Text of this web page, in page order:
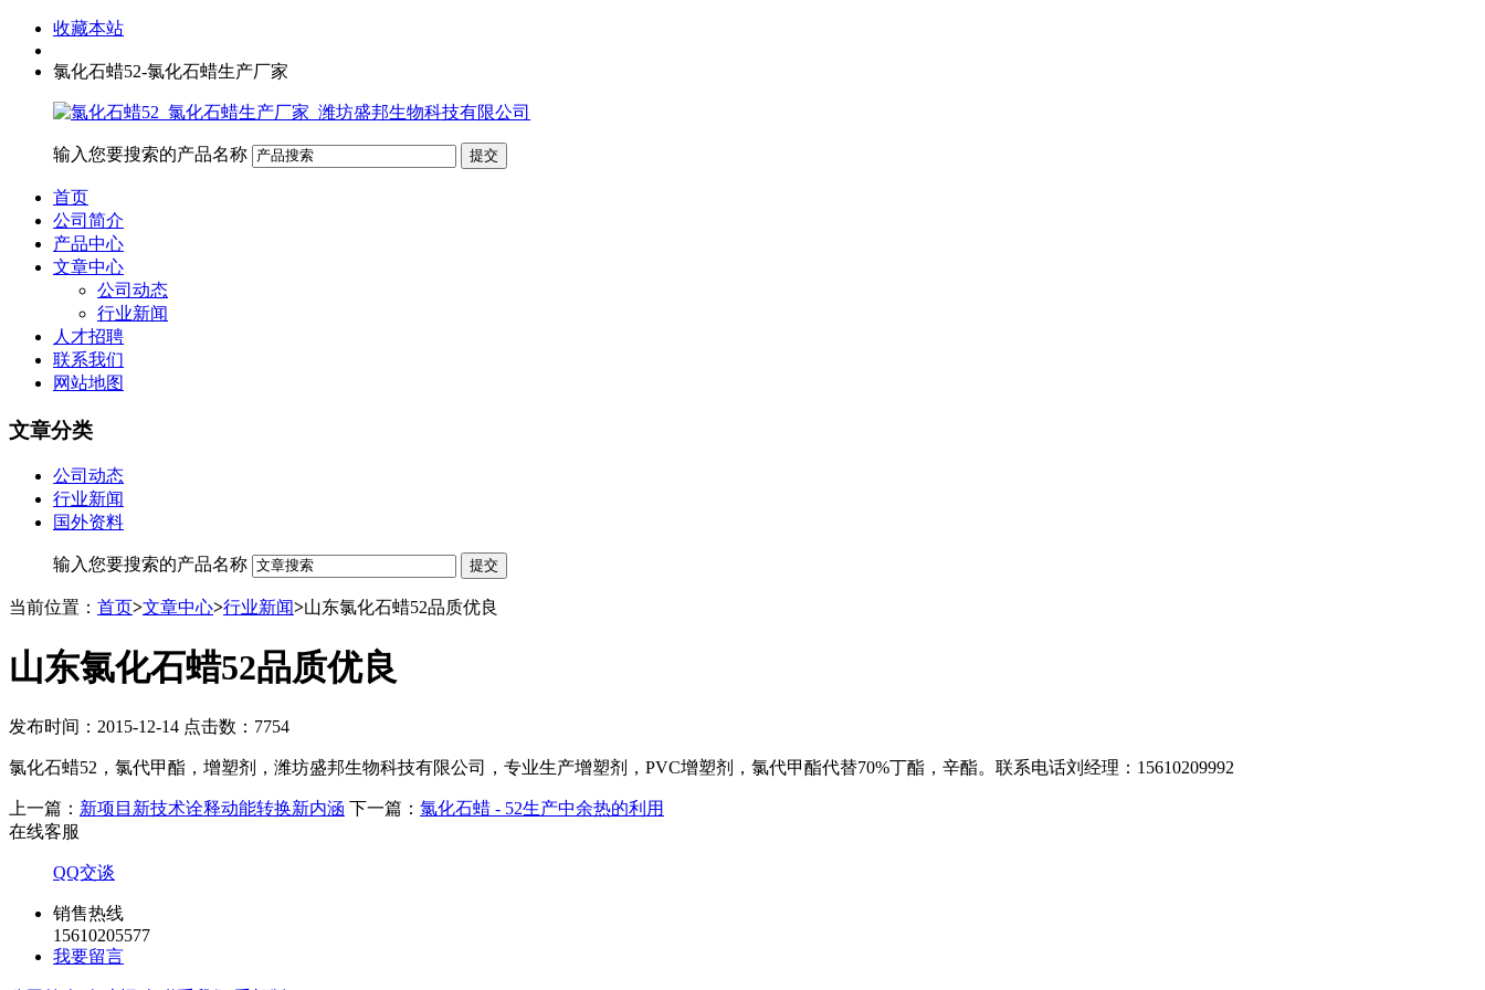
收藏本站
氯化石蜡52-氯化石蜡生产厂家
输入您要搜索的产品名称
首页
公司简介
产品中心
文章中心
公司动态
行业新闻
人才招聘
联系我们
网站地图
文章分类
公司动态
行业新闻
国外资料
输入您要搜索的产品名称
当前位置： 首页>文章中心>行业新闻>山东氯化石蜡52品质优良
山东氯化石蜡52品质优良
发布时间：2015-12-14 点击数：7754
氯化石蜡52，氯代甲酯，增塑剂，潍坊盛邦生物科技有限公司，专业生产增塑剂，PVC增塑剂，氯代甲酯代替70%丁酯，辛酯。联系电话刘经理：15610209992
上一篇： 新项目新技术诠释动能转换新内涵 下一篇： 氯化石蜡 - 52生产中余热的利用
在线客服
QQ交谈
销售热线
15610205577
我要留言